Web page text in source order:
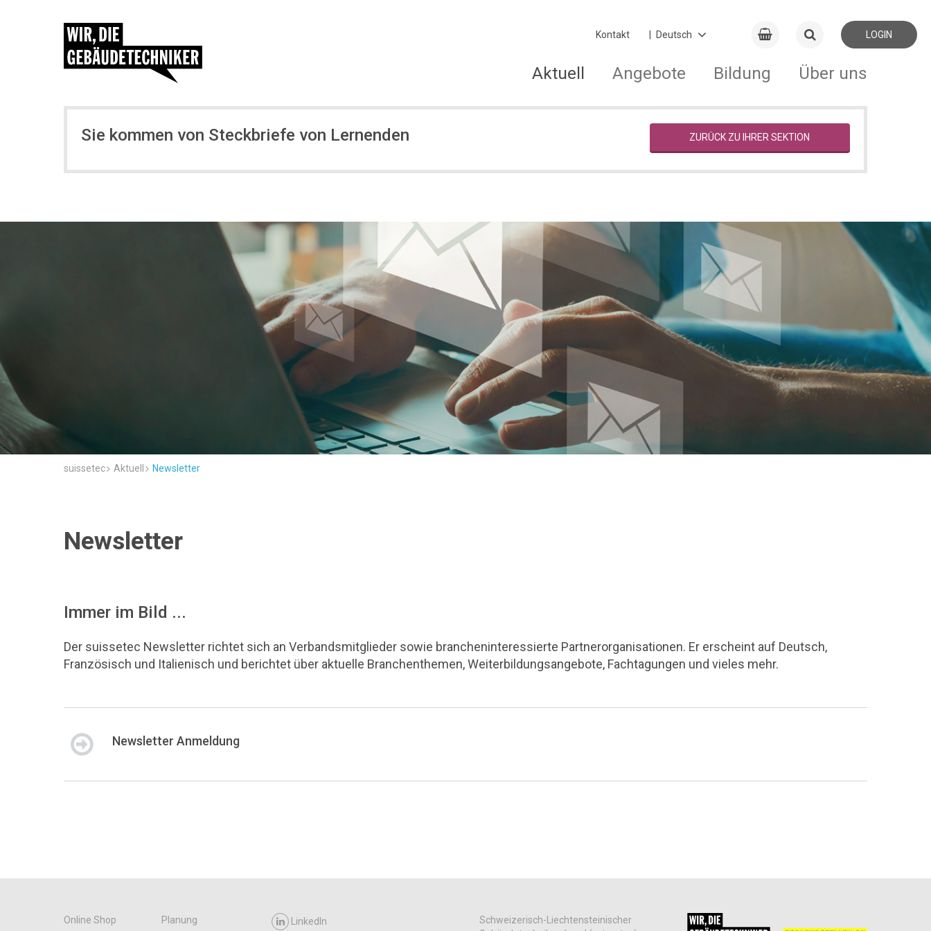
Kontakt LOGIN
Aktuell Angebote Bildung Über uns
Sie kommen von Steckbriefe von Lernenden ZURÜCK ZU IHRER SEKTION
suissetec Aktuell Newsletter
Newsletter
Immer im Bild ...
Der suissetec Newsletter richtet sich an Verbandsmitglieder sowie brancheninteressierte Partnerorganisationen. Er erscheint auf Deutsch,
Französisch und Italienisch und berichtet über aktuelle Branchenthemen, Weiterbildungsangebote, Fachtagungen und vieles mehr.
Newsletter Anmeldung
Online Shop Planung LinkedIn
Schweizerisch-Liechtensteinischer